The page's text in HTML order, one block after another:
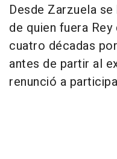
Desde Zarzuela
de quien fuera
cuatro décadas
antes de partir al
renunció a